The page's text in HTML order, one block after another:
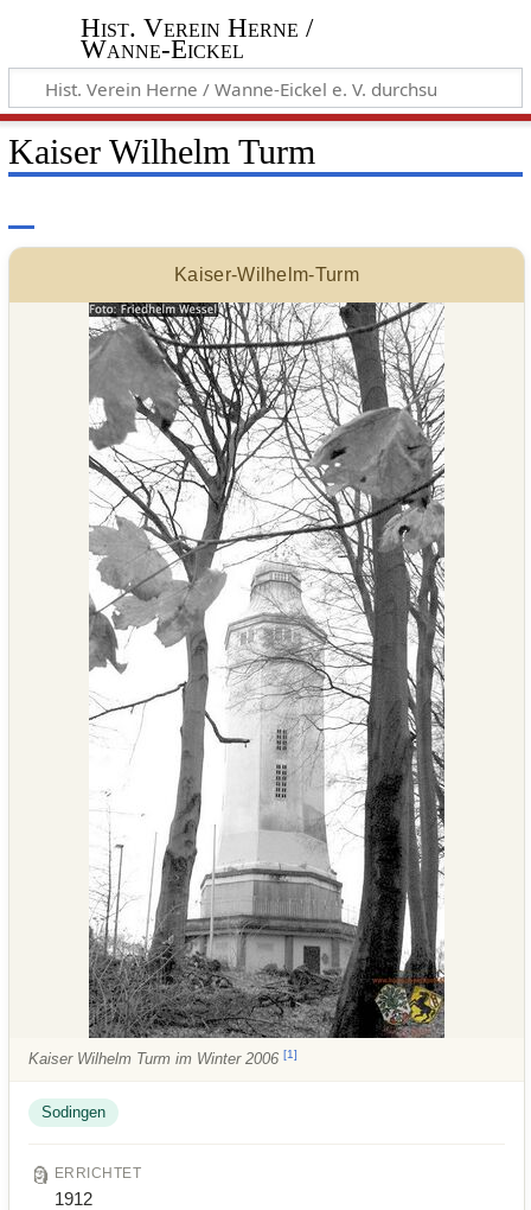
Hist. Verein Herne /
Wanne-Eickel
Kaiser Wilhelm Turm
Kaiser-Wilhelm-Turm
Kaiser Wilhelm Turm im Winter 2006 [1]
Sodingen
🗿 ERRICHTET
1912